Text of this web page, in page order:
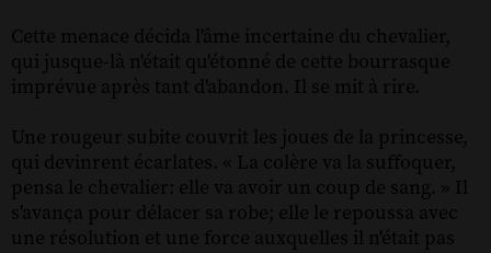
Cette menace décida l'âme incertaine du chevalier,
qui jusque-là n'était qu'étonné de cette bourrasque
imprévue après tant d'abandon. Il se mit à rire.
Une rougeur subite couvrit les joues de la princesse,
qui devinrent écarlates. « La colère va la suffoquer,
pensa le chevalier: elle va avoir un coup de sang. » Il
s'avança pour délacer sa robe; elle le repoussa avec
une résolution et une force auxquelles il n'était pas